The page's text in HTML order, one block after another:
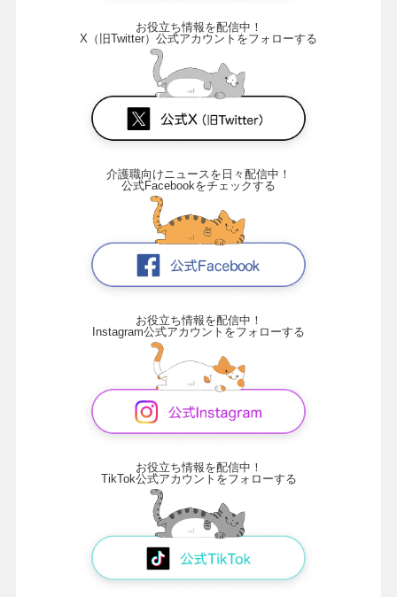
お役立ち情報を配信中！
X（旧Twitter）公式アカウントをフォローする
介護職向けニュースを日々配信中！
公式Facebookをチェックする
お役立ち情報を配信中！
Instagram公式アカウントをフォローする
お役立ち情報を配信中！
TikTok公式アカウントをフォローする